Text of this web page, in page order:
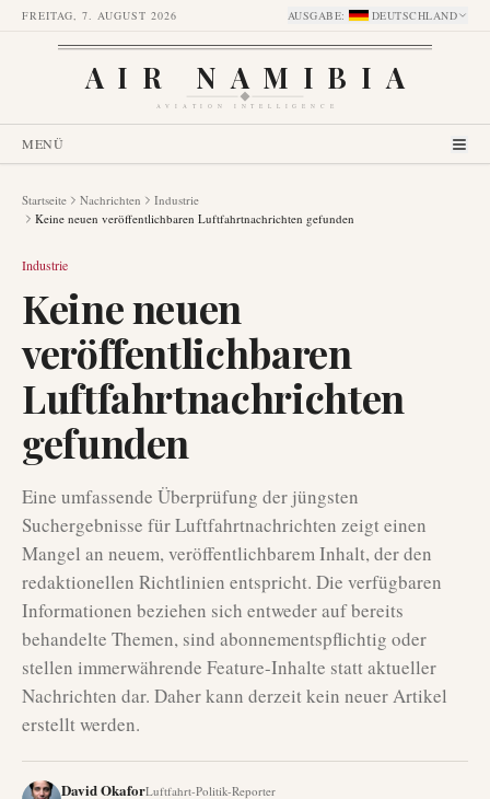
FREITAG, 7. AUGUST 2026 AUSGABE: DEUTSCHLAND
AIR NAMIBIA
AVIATION INTELLIGENCE
MENÜ
Startseite Nachrichten
Industrie
Keine neuen veröffentlichbaren Luftfahrtnachrichten gefunden
Industrie
Keine neuen
veröffentlichbaren
Luftfahrtnachrichten
gefunden
Eine umfassende Überprüfung der jüngsten
Suchergebnisse für Luftfahrtnachrichten zeigt einen
Mangel an neuem, veröffentlichbarem Inhalt, der den
redaktionellen Richtlinien entspricht. Die verfügbaren
Informationen beziehen sich entweder auf bereits
behandelte Themen, sind abonnementspflichtig oder
stellen immerwährende Feature-Inhalte statt aktueller
Nachrichten dar. Daher kann derzeit kein neuer Artikel
erstellt werden.
David OkaforLuftfahrt-Politik-Reporter